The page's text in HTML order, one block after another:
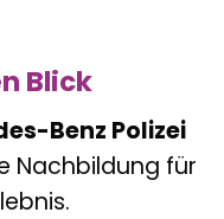
Blick
Benz Polizei
Nachbildung für